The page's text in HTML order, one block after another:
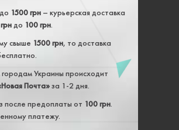
1500 грн – курьерская доставка
до 100 грн.
свыше 1500 грн, то доставка
Украины происходит
Почта»за 1-2 дня.
после предоплаты от 100 грн.
платежу.